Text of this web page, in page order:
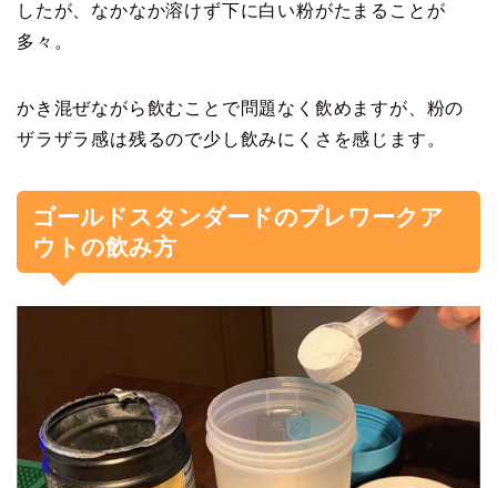
したが、なかなか溶けず下に白い粉がたまることが
多々。
かき混ぜながら飲むことで問題なく飲めますが、粉の
ザラザラ感は残るので少し飲みにくさを感じます。
ゴールドスタンダードのプレワークア
ウトの飲み方